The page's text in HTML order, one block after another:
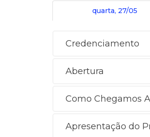
quarta, 27/05
Credenciamento
Abertura
Como Chegamos
Apresentação do